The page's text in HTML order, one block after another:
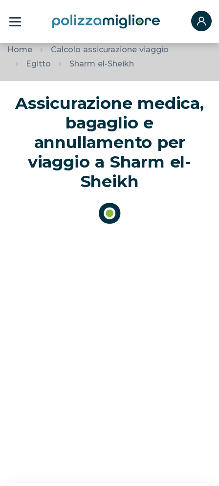
Home
Calcolo assicurazione viaggio
Egitto
Sharm el-Sheikh
Assicurazione medica,
bagaglio e
annullamento per
viaggio a Sharm el-
Sheikh